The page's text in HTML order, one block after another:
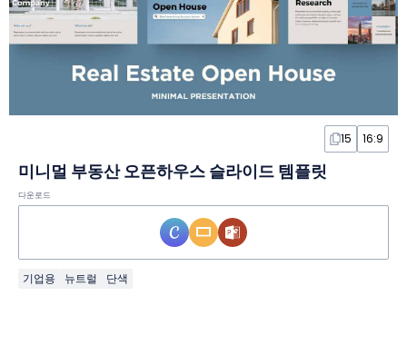
15 16:9
미니멀 부동산 오픈하우스 슬라이드 템플릿
다운로드
기업용 뉴트럴 단색